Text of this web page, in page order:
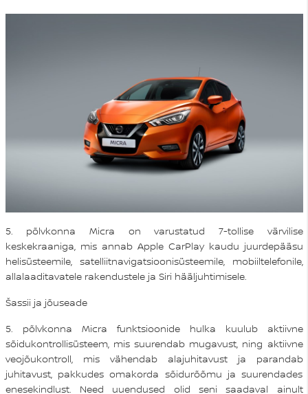
5. põlvkonna Micra on varustatud 7-tollise värvilise
keskekraaniga, mis annab Apple CarPlay kaudu juurdepääsu
helisüsteemile, satelliitnavigatsioonisüsteemile, mobiiltelefonile,
allalaaditavatele rakendustele ja Siri hääljuhtimisele.
Šassii ja jõuseade
5. põlvkonna Micra funktsioonide hulka kuulub aktiivne
sõidukontrollisüsteem, mis suurendab mugavust, ning aktiivne
veojõukontroll, mis vähendab alajuhitavust ja parandab
juhitavust, pakkudes omakorda sõidurõõmu ja suurendades
enesekindlust. Need uuendused olid seni saadaval ainult